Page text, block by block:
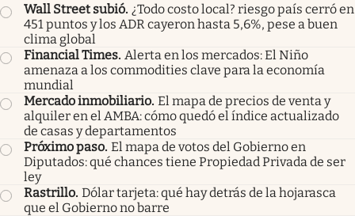
Wall Street subió. ¿Todo costo local? riesgo país cerró en
451 puntos y los ADR cayeron hasta 5,6%, pese a buen
clima global
Financial Times. Alerta en los mercados: El Niño
amenaza a los commodities clave para la economía
mundial
Mercado inmobiliario. El mapa de precios de venta y
alquiler en el AMBA: cómo quedó el índice actualizado
de casas y departamentos
Próximo paso. El mapa de votos del Gobierno en
Diputados: qué chances tiene Propiedad Privada de ser
ley
Rastrillo. Dólar tarjeta: qué hay detrás de la hojarasca
que el Gobierno no barre